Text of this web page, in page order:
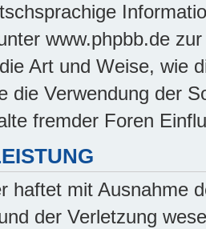
www.phpbb.de
Art und Weise, wie
die Verwendung der
fremder Foren
haftet mit Ausnahme
der Verletzung